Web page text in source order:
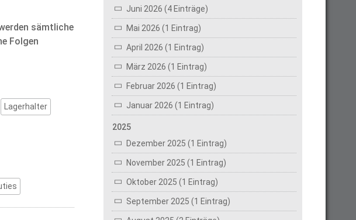
Juni 2026 (4 Einträge)
Mai 2026 (1 Eintrag)
April 2026 (1 Eintrag)
März 2026 (1 Eintrag)
Februar 2026 (1 Eintrag)
Januar 2026 (1 Eintrag)
2025
Dezember 2025 (1 Eintrag)
November 2025 (1 Eintrag)
Oktober 2025 (1 Eintrag)
September 2025 (1 Eintrag)
sämtliche
Folgen
Lagerhalter